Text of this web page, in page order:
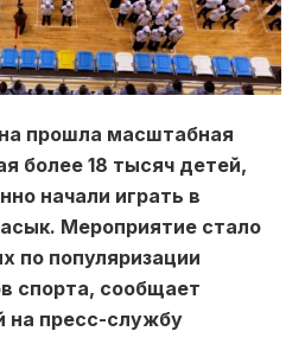
прошла масштабная
более 18 тысяч детей,
начали играть в
Мероприятие стало
по популяризации
спорта, сообщает
на пресс-службу